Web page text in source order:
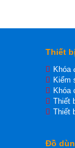
Thiết
Khóa
Kiểm
Khóa
Thiết
Thiết
Đồ